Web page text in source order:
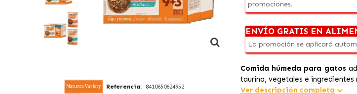
Referencia: 8410650624952
promociones.
ENVÍO GRATIS EN
La promoción se aplicará
Comida húmeda para gatos
taurina, vegetales e ingredientes
Ver descripción completa